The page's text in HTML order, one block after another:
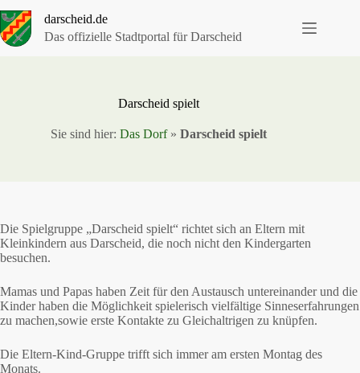
Inhalt
springen
darscheid.de
Das offizielle Stadtportal für Darscheid
Darscheid spielt
Sie sind hier: Das Dorf» Darscheid spielt
Die Spielgruppe „Darscheid spielt“ richtet sich an Eltern mit
Kleinkindern aus Darscheid, die noch nicht den Kindergarten
besuchen.
Mamas und Papas haben Zeit für den Austausch untereinander und die
Kinder haben die Möglichkeit spielerisch vielfältige Sinneserfahrungen
zu machen,sowie erste Kontakte zu Gleichaltrigen zu knüpfen.
Die Eltern-Kind-Gruppe trifft sich immer am ersten Montag des
Monats.